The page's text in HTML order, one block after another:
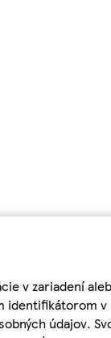
v zariadení
identifikátorom v
údajov.